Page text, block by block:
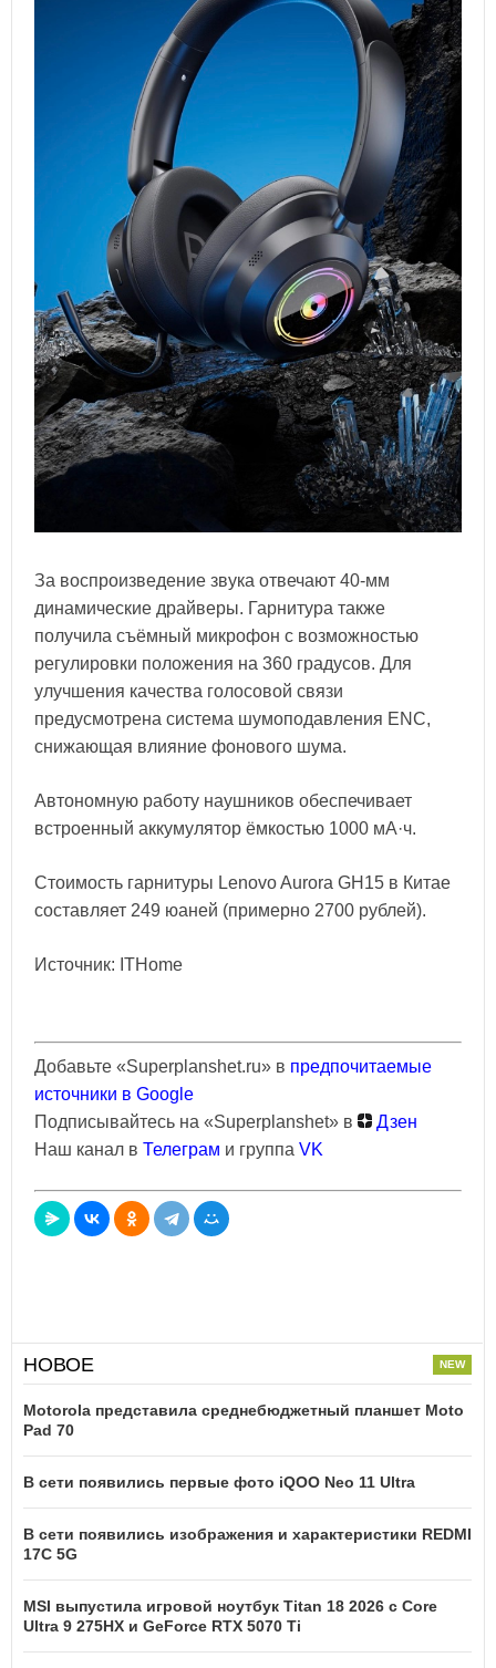
За воспроизведение звука отвечают 40-мм
динамические драйверы. Гарнитура также
получила съёмный микрофон с возможностью
регулировки положения на 360 градусов. Для
улучшения качества голосовой связи
предусмотрена система шумоподавления ENC,
снижающая влияние фонового шума.
Автономную работу наушников обеспечивает
встроенный аккумулятор ёмкостью 1000 мА·ч.
Стоимость гарнитуры Lenovo Aurora GH15 в Китае
составляет 249 юаней (примерно 2700 рублей).
Источник: ITHome
Добавьте «Superplanshet.ru» в предпочитаемые
источники в Google
Подписывайтесь на «Superplanshet» в
Дзен
Наш канал в Телеграм и группа VK
НОВОЕ
Motorola представила среднебюджетный планшет Moto
Pad 70
В сети появились первые фото iQOO Neo 11 Ultra
В сети появились изображения и характеристики REDMI
17C 5G
MSI выпустила игровой ноутбук Titan 18 2026 с Core
Ultra 9 275HX и GeForce RTX 5070 Ti